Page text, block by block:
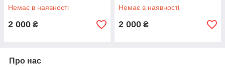
Немає в наявності
2 000 ₴
Немає в наявності
2 000 ₴
Про нас